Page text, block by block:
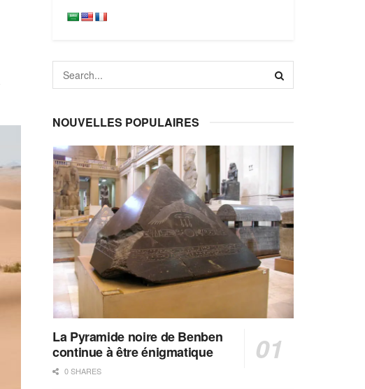
NOUVELLES POPULAIRES
La Pyramide noire de Benben
continue à être énigmatique
0 SHARES